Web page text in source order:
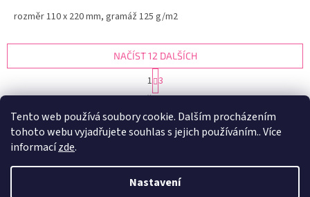
Tento web používá soubory cookie. Dalším procházením
tohoto webu vyjadřujete souhlas s jejich používáním.. Více
informacízde.
Nastavení
rozměr 110 x 220 mm, gramáž 125 g/m2
O
l
á
c
í
NAČÍST 12 DALŠÍCH
S
t
r
n
k
á
n
1 3
32položek celkem
NAHORU
Vytvořil Shoptet